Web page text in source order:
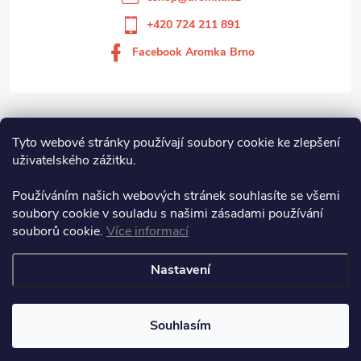
Tyto webové stránky používají soubory cookie ke zlepšení
uživatelského zážitku.
Používáním našich webových stránek souhlasíte se všemi
soubory cookie v souladu s našimi zásadami používání
souborů cookie. Více informací
Nastavení
Souhlasím
Vše o nákupu
Aromka Brno s.r.o
+420 724 211 891
Facebook Aromka Brno
Copyright 2026Aromka Brno. Všechna práva vyhrazena.